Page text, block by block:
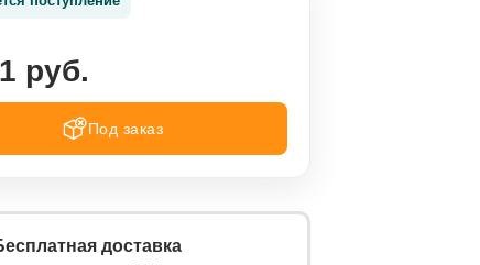
руб.
Под заказ
доставка